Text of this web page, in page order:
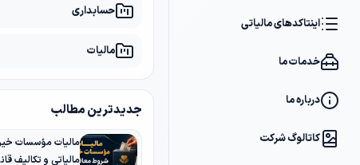
بانک
پکیج DVD آموزشی
کتاب ها
فایل های دانلودی
اینتاکدهای مالیاتی
خدمات ما
درباره ما
کاتالوگ شرکت
حسابداری
مالیات
جدیدترین مطالب
مالیات مؤسسات
مالیاتی و تکالیف